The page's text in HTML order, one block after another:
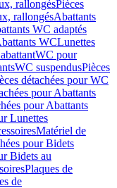
rallongésPièces
rallongésAbattants
WC adaptés
WCLunettes
WC pour
WC suspendusPièces
détachées pour WC
pour Abattants
pour Abattants
Lunettes
Matériel de
pour Bidets
Bidets au
Plaques de
de